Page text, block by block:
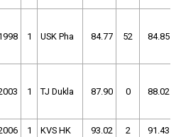
1 USK Pha 84.77 52 84.85
1 TJ Dukla 87.90 0 88.02
1 KVS HK 93.02 2 91.43